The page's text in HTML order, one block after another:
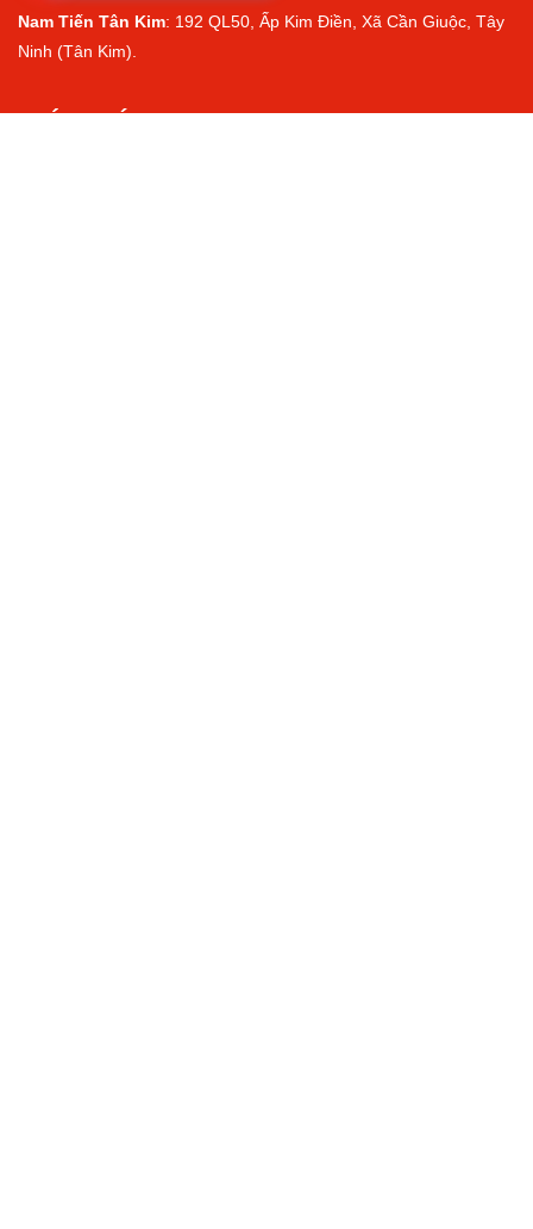
Nam Tiến Tân Kim: 192 QL50, Ấp Kim Điền, Xã Cần Giuộc, Tây
Ninh (Tân Kim).
CHÍNH SÁCH